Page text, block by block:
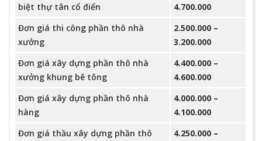
biệt thự tân cổ điển
4.700.000
Đơn giá thi công phần thô nhà
xưởng
2.500.000 –
3.200.000
Đơn giá xây dựng phần thô nhà
xưởng khung bê tông
4.400.000 –
4.600.000
Đơn giá xây dựng phần thô nhà
hàng
4.000.000 –
4.100.000
Đơn giá thầu xây dựng phần thô
4.250.000 –